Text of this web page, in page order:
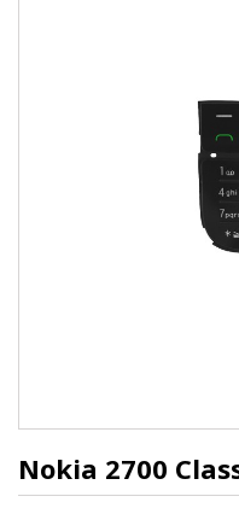
Nokia 2700